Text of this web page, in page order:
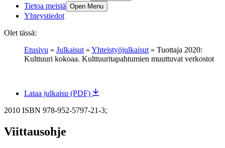
Tietoa meistä Open Menu
Yhteystiedot
Olet tässä:
Etusivu » Julkaisut » Yhteistyöjulkaisut » Tuottaja 2020:
Kulttuuri kokoaa. Kulttuuritapahtumien muuttuvat verkostot
Lataa julkaisu (PDF)
2010 ISBN 978-952-5797-21-3;
Viittausohje